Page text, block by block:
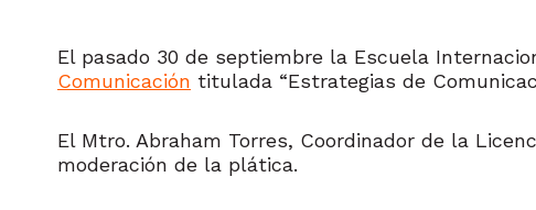
El pasado 30 de septiembre la Escuela
Comunicación titulada “Estrategias de
El Mtro. Abraham Torres, Coordinador de la
moderación de la plática.